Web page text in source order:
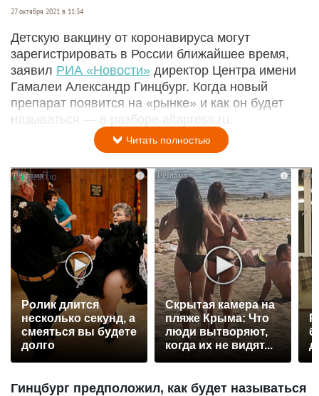
27 октября 2021 в 11:34
Детскую вакцину от коронавируса могут
зарегистрировать в России ближайшее время,
заявил РИА «Новости» директор Центра имени
Гамалеи Александр Гинцбург. Когда новый
препарат появится на «рынке» и как он будет
называться — в разборе altapress.ru.
Читать полностью
Ролик длится
несколько секунд, а
смеяться вы будете
долго
i
Скрытая камера на
пляже Крыма: Что
люди вытворяют,
когда их не видят...
Гинцбург предположил, как будет называться